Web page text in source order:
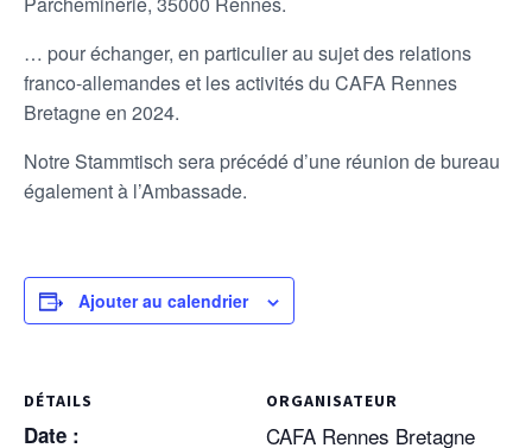
… pour échanger, en particulier au sujet des relations
franco-allemandes et les activités du CAFA Rennes
Bretagne en 2024.
Notre Stammtisch sera précédé d’une réunion de bureau
également à l’Ambassade.
Ajouter au calendrier
DÉTAILS
Date :
ORGANISATEUR
CAFA Rennes Bretagne